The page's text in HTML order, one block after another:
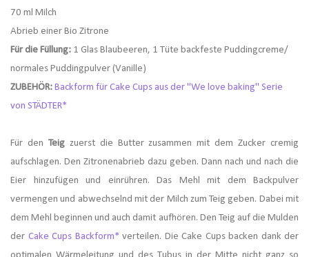
70 ml Milch
Abrieb einer Bio Zitrone
Für die Füllung: 1 Glas Blaubeeren, 1 Tüte backfeste Puddingcreme/
normales Puddingpulver (Vanille)
ZUBEHÖR: Backform für Cake Cups aus der "We love baking" Serie
von STÄDTER*
Für den Teigzuerst die Butter zusammen mit dem Zucker cremig
aufschlagen. Den Zitronenabrieb dazu geben. Dann nach und nach die
Eier hinzufügen und einrühren. Das Mehl mit dem Backpulver
vermengen und abwechselnd mit der Milch zum Teig geben. Dabei mit
dem Mehl beginnen und auch damit aufhören. Den Teig auf die Mulden
der Cake Cups Backform* verteilen. Die Cake Cups backen dank der